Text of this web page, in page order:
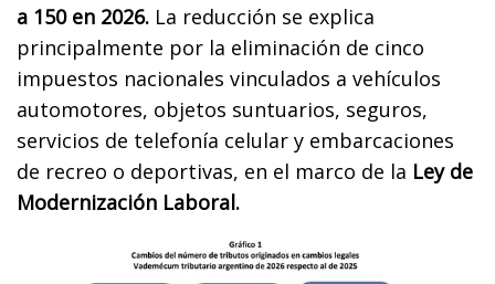
a 150 en 2026. La reducción se explica
principalmente por la eliminación de cinco
impuestos nacionales vinculados a vehículos
automotores, objetos suntuarios, seguros,
servicios de telefonía celular y embarcaciones
de recreo o deportivas, en el marco de la Ley de
Modernización Laboral.